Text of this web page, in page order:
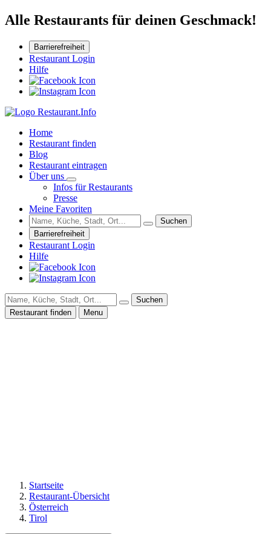
Alle Restaurants für deinen Geschmack!
Barrierefreiheit
Restaurant Login
Hilfe
Home
Restaurant finden
Blog
Restaurant eintragen
Über uns
Infos für Restaurants
Presse
Meine Favoriten
Suchen
Barrierefreiheit
Restaurant Login
Hilfe
Suchen
Restaurant finden
Menu
Startseite
Restaurant-Übersicht
Österreich
Tirol